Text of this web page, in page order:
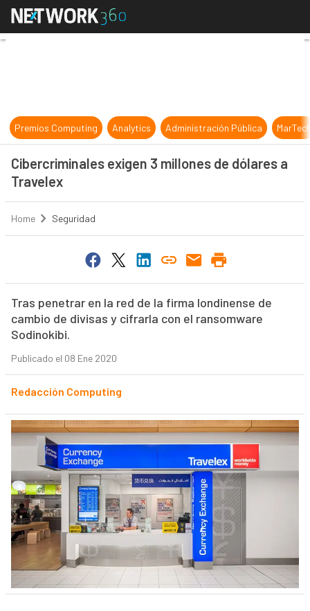
Cibercriminales exigen 3 millones
Premios Computing Analytics Administración Pública
Cibercriminales exigen 3 millones de dólares a
Travelex
Home Seguridad
Tras penetrar en la red de la firma londinense de
cambio de divisas y cifrarla con el ransomware
Sodinokibi.
Publicado el 08 Ene 2020
Redacción Computing